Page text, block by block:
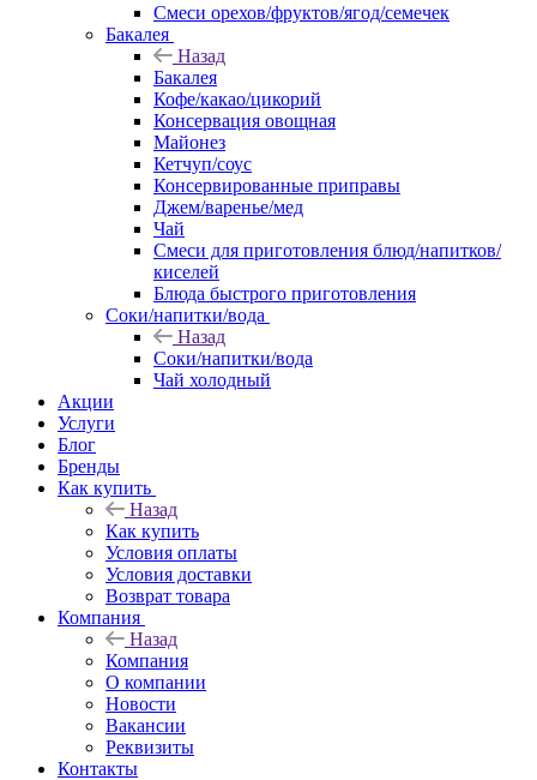
Смеси орехов/фруктов/ягод/семечек
Бакалея
Назад
Бакалея
Кофе/какао/цикорий
Консервация овощная
Майонез
Кетчуп/соус
Консервированные приправы
Джем/варенье/мед
Чай
Смеси для приготовления блюд/напитков/
киселей
Блюда быстрого приготовления
Соки/напитки/вода
Назад
Соки/напитки/вода
Чай холодный
Акции
Услуги
Блог
Бренды
Как купить
Назад
Как купить
Условия оплаты
Условия доставки
Возврат товара
Компания
Назад
Компания
О компании
Новости
Вакансии
Реквизиты
Контакты